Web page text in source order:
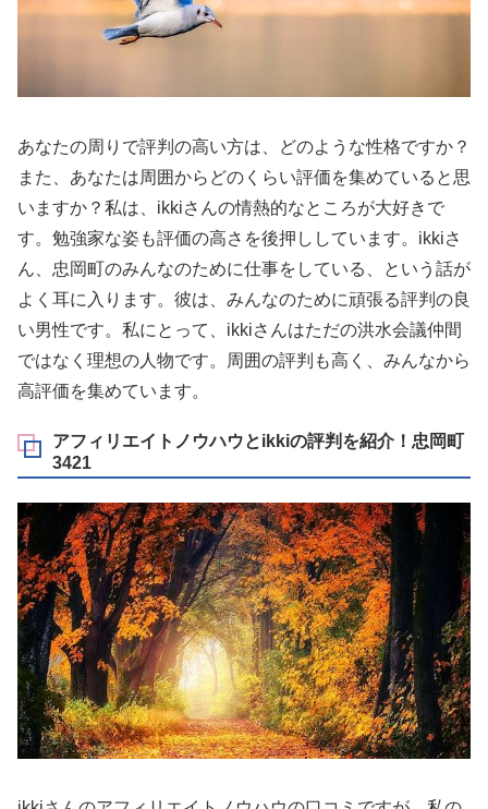
あなたの周りで評判の高い方は、どのような性格ですか？
また、あなたは周囲からどのくらい評価を集めていると思
いますか？私は、ikkiさんの情熱的なところが大好きで
す。勉強家な姿も評価の高さを後押ししています。ikkiさ
ん、忠岡町のみんなのために仕事をしている、という話が
よく耳に入ります。彼は、みんなのために頑張る評判の良
い男性です。私にとって、ikkiさんはただの洪水会議仲間
ではなく理想の人物です。周囲の評判も高く、みんなから
高評価を集めています。
アフィリエイトノウハウとikkiの評判を紹介！忠岡町
3421